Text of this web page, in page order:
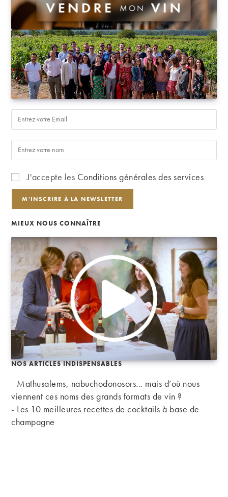
J'accepte les Conditions générales des services
MIEUX NOUS CONNAÎTRE
NOS ARTICLES INDISPENSABLES
- Mathusalems, nabuchodonosors… mais d’où nous
viennent ces noms des grands formats de vin ?
- Les 10 meilleures recettes de cocktails à base de
champagne